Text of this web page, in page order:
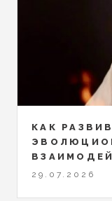
КАК
29.07.2026